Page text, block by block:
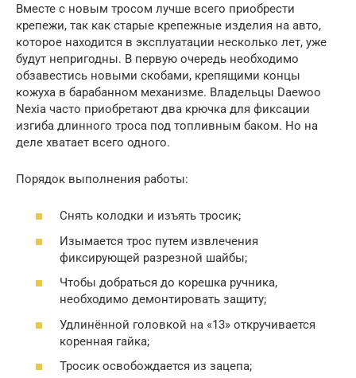
Вместе с новым тросом лучше всего приобрести
крепежи, так как старые крепежные изделия на авто,
которое находится в эксплуатации несколько лет, уже
будут непригодны. В первую очередь необходимо
обзавестись новыми скобами, крепящими концы
кожуха в барабанном механизме. Владельцы Daewoo
Nexia часто приобретают два крючка для фиксации
изгиба длинного троса под топливным баком. Но на
деле хватает всего одного.
Порядок выполнения работы:
Снять колодки и изъять тросик;
Изымается трос путем извлечения
фиксирующей разрезной шайбы;
Чтобы добраться до корешка ручника,
необходимо демонтировать защиту;
Удлинённой головкой на «13» откручивается
коренная гайка;
Тросик освобождается из зацепа;